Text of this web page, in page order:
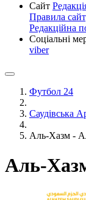
Сайт
Правила
Редакційна
Соціальні
viber
Футбол 24
Саудівська
Аль-Хазм -
Аль-